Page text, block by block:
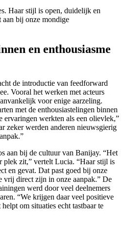
Haar stijl is open, duidelijk en
aan bij onze mondige
en enthousiasme
de introductie van feedforward
Vooral het werken met acteurs
voor enige aarzeling.
met de enthousiastelingen binnen
ervaringen werkten als een olievlek,”
zeker werden anderen nieuwsgierig
aan bij de cultuur van Banijay. “Het
plek zit,” vertelt Lucia. “Haar stijl is
en gevat. Dat past goed bij onze
vrij direct zijn in onze aanpak.” De
werd door veel deelnemers
“We krijgen daar veel positieve
om situaties echt tastbaar te